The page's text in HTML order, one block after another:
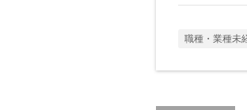
職種・業種未